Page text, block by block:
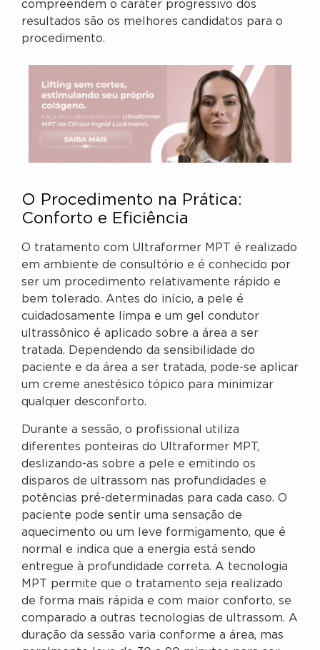
compreendem o caráter progressivo dos
resultados são os melhores candidatos para o
procedimento.
O Procedimento na Prática:
Conforto e Eficiência
O tratamento com Ultraformer MPT é realizado
em ambiente de consultório e é conhecido por
ser um procedimento relativamente rápido e
bem tolerado. Antes do início, a pele é
cuidadosamente limpa e um gel condutor
ultrassônico é aplicado sobre a área a ser
tratada. Dependendo da sensibilidade do
paciente e da área a ser tratada, pode-se aplicar
um creme anestésico tópico para minimizar
qualquer desconforto.
Durante a sessão, o profissional utiliza
diferentes ponteiras do Ultraformer MPT,
deslizando-as sobre a pele e emitindo os
disparos de ultrassom nas profundidades e
potências pré-determinadas para cada caso. O
paciente pode sentir uma sensação de
aquecimento ou um leve formigamento, que é
normal e indica que a energia está sendo
entregue à profundidade correta. A tecnologia
MPT permite que o tratamento seja realizado
de forma mais rápida e com maior conforto, se
comparado a outras tecnologias de ultrassom. A
duração da sessão varia conforme a área, mas